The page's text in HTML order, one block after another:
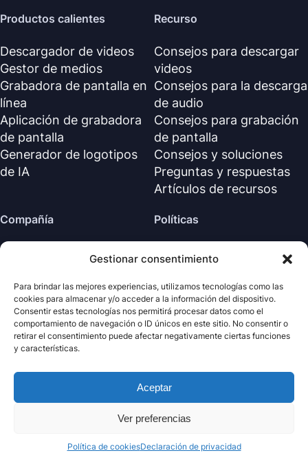
Gestionar consentimiento
Para brindar las mejores experiencias, utilizamos tecnologías como las
cookies para almacenar y/o acceder a la información del dispositivo.
Consentir estas tecnologías nos permitirá procesar datos como el
comportamiento de navegación o ID únicos en este sitio. No consentir o
retirar el consentimiento puede afectar negativamente ciertas funciones
y características.
Aceptar
Ver preferencias
Política de cookiesDeclaración de privacidad
Productos calientes
Descargador de videos
Gestor de medios
Grabadora de pantalla en
línea
Aplicación de grabadora
de pantalla
Generador de logotipos
de IA
Recurso
Consejos para descargar
videos
Consejos para la descarga
de audio
Consejos para grabación
de pantalla
Consejos y soluciones
Preguntas y respuestas
Artículos de recursos
Compañía
Sobre nosotros
Centro de soporte
Políticas
Política de reembolso
Acuerdo de licencia (EN)
Términos y condiciones
Desinstalar
Política de cookies
2026
Mind
· Todos los derechos
reservados.